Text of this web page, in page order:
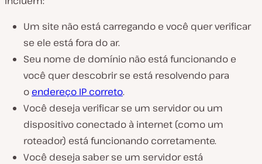
Um site não está carregando e você quer verificar
se ele está fora do ar.
Seu nome de domínio não está funcionando e
você quer descobrir se está resolvendo para
o endereço IP correto.
Você deseja verificar se um servidor ou um
dispositivo conectado à internet (como um
roteador) está funcionando corretamente.
Você deseja saber se um servidor está